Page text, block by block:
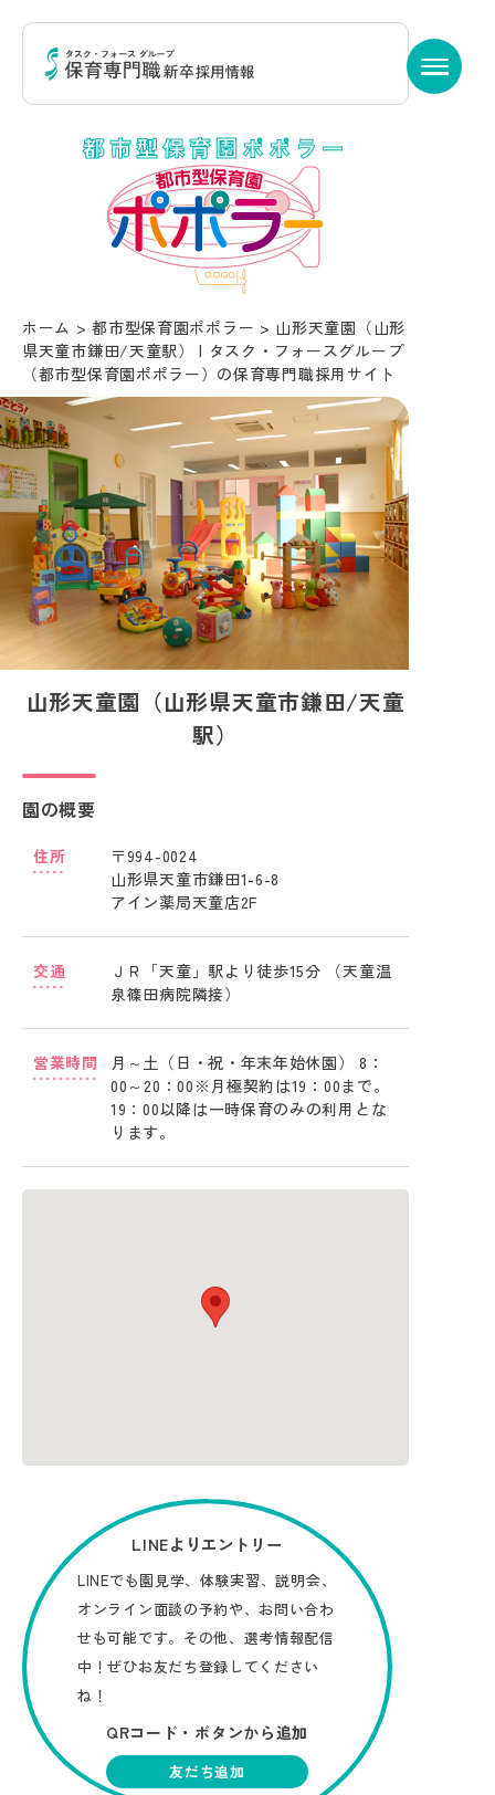
都市型保育園ポポラー
ホーム >都市型保育園ポポラー > 山形天童園（山形
県天童市鎌田/天童駅） | タスク・フォースグループ
（都市型保育園ポポラー）の保育専門職採用サイト
山形天童園（山形県天童市鎌田/天童
駅）
園の概要
住所
〒994-0024
山形県天童市鎌田1-6-8
アイン薬局天童店2F
交通
ＪＲ「天童」駅より徒歩15分 （天童温
泉篠田病院隣接）
営業時間
月～土（日・祝・年末年始休園） 8：
00～20：00※月極契約は19：00まで。
19：00以降は一時保育のみの利用とな
ります。
LINEよりエントリー
LINEでも園見学、体験実習、説明会、
オンライン面談の予約や、お問い合わ
せも可能です。その他、選考情報配信
中！ぜひお友だち登録してください
ね！
QRコード・ボタンから追加
友だち追加